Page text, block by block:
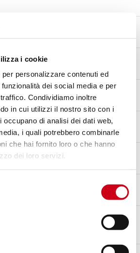
i cookie
personalizzare contenuti ed
dei social media e per
Condividiamo inoltre
in cui utilizzi il nostro sito con i
occupano di analisi dei dati web,
i quali potrebbero combinarle
che hai fornito loro o che hanno
dei loro servizi.
INCLUSA